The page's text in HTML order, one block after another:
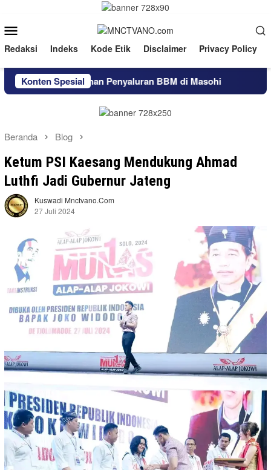
konten
Mobile
Redaksi Indeks Kode Etik Disclaimer Privacy Policy
Konten Spesial
dan Layanan Penyaluran BBM di Masohi Wujudkan
Beranda Blog
Ketum PSI Kaesang Mendukung Ahmad
Luthfi Jadi Gubernur Jateng
Kuswadi Mnctvano.com
27 Juli 2024